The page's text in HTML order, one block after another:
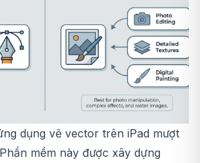
dụng vẽ vector trên iPad mượt
mềm này được xây dựng